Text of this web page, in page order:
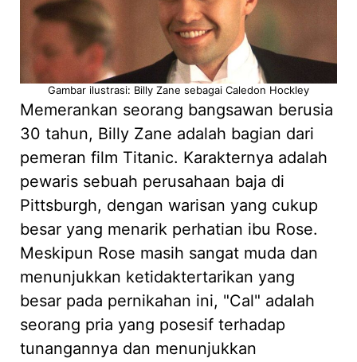
Gambar ilustrasi: Billy Zane sebagai Caledon Hockley
Memerankan seorang bangsawan berusia
30 tahun, Billy Zane adalah bagian dari
pemeran film Titanic. Karakternya adalah
pewaris sebuah perusahaan baja di
Pittsburgh, dengan warisan yang cukup
besar yang menarik perhatian ibu Rose.
Meskipun Rose masih sangat muda dan
menunjukkan ketidaktertarikan yang
besar pada pernikahan ini, "Cal" adalah
seorang pria yang posesif terhadap
tunangannya dan menunjukkan